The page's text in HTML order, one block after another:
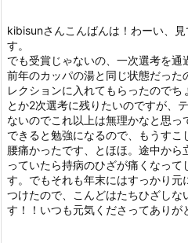
kibisunさんこんばんは！わーい、
す。
でも受賞じゃないの、一次選考を通
前年のカッパの湯と同じ状態だった
レクションに入れてもらったので
とか2次選考に残りたいのですが、
ないのでこれ以上は無理かなと思
できると勉強になるので、もうすこ
腰痛かったです、とほほ。途中か
っていたら持病のひざが痛くなっ
す。でもそれも年末にはすっかり元
つけたので、こんどはたちひざしな
す！！いつも元気くださってありが